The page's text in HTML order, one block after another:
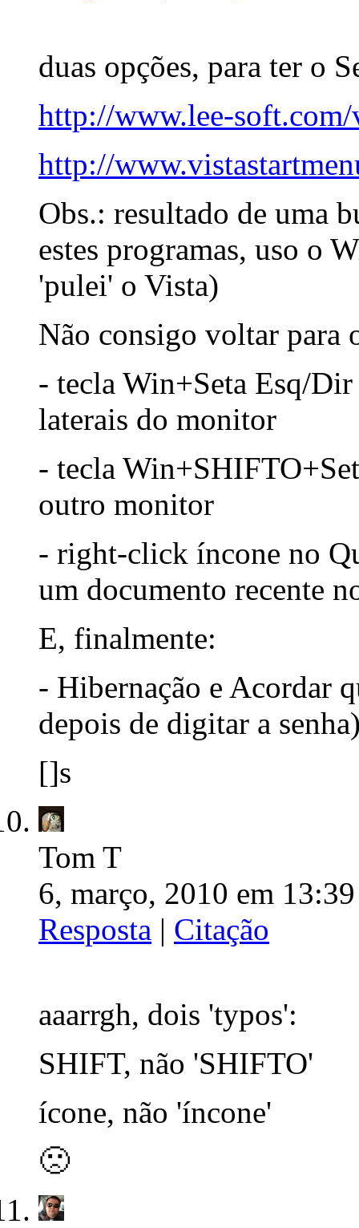
duas opções, para ter o
http://www.lee-
http://
Obs.: resultado de uma
estes programas, uso o
'pulei' o Vista)
Não consigo voltar para
- tecla Win+Seta Esq/
laterais do monitor
- tecla
outro monitor
- right-click íncone no
um documento recente
E, finalmente:
- Hibernação e Acordar
depois de digitar a
[]s
Tom T
6, março, 2010 em
Resposta | Citação
aaarrgh, dois 'typos':
SHIFT, não 'SHIFTO'
ícone, não 'íncone'
🙁